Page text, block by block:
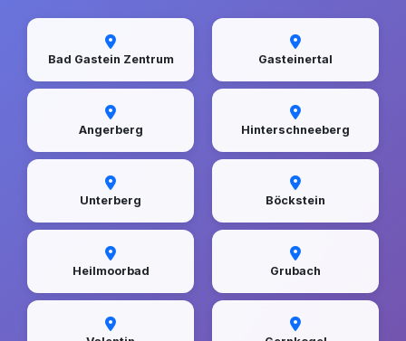
Bad Gastein Zentrum Gasteinertal
Angerberg Hinterschneeberg
Unterberg Böckstein
Heilmoorbad Grubach